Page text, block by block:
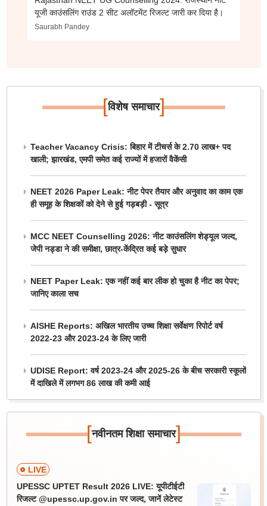
यूजी काउंसलिंग राउंड 2 सीट अलॉटमेंट रिजल्ट जारी कर दिया है।
Saurabh Pandey
[विशेष समाचार]
Teacher Vacancy Crisis: बिहार में टीचर्स के 2.70 लाख+ पद
खाली; झारखंड, एमपी समेत कई राज्यों में हजारों वैकेंसी
NEET 2026 Paper Leak: नीट पेपर तैयार और अनुवाद का काम एक
ही समूह के शिक्षकों को देने से हुई गड़बड़ी - सूत्र
MCC NEET Counselling 2026: नीट काउंसलिंग शेड्यूल जल्द,
जेपी नड्डा ने की समीक्षा, छात्र-केंद्रित कई बड़े सुधार
NEET Paper Leak: एक नहीं कई बार लीक हो चुका है नीट का पेपर;
जानिए काला सच
AISHE Reports: अखिल भारतीय उच्च शिक्षा सर्वेक्षण रिपोर्ट वर्ष
2022-23 और 2023-24 के लिए जारी
UDISE Report: वर्ष 2023-24 और 2025-26 के बीच सरकारी स्कूलों
में दाखिले में लगभग 86 लाख की कमी आई
[नवीनतम शिक्षा समाचार]
LIVE
UPESSC UPTET Result 2026 LIVE: यूपीटीईटी
रिजल्ट @upessc.up.gov.in पर जल्द, जानें लेटेस्ट